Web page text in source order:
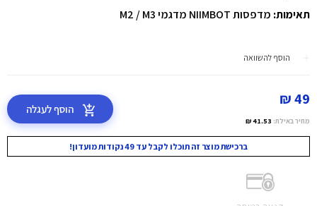
תאימות: מדפסות NIIMBOT מדגמי M2 / M3
הוסף להשוואה
49 ₪
מחיר באילת: 41.53 ₪
הוסף לעגלה
ברכישת מוצר זה תוכלו לקבל עד 49 נקודות מועדון!